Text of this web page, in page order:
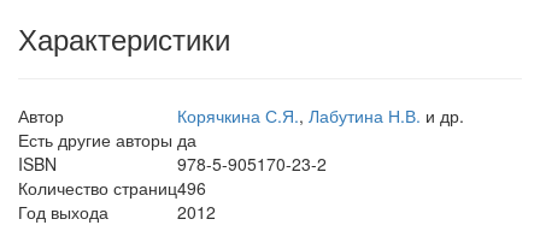
Характеристики
Автор Корячкина С.Я., Лабутина Н.В. и др.
Есть другие авторы да
ISBN
978-5-905170-23-2
Количество страниц496
Год выхода
2012